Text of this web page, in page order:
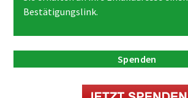
Bestätigungslink.
Spenden